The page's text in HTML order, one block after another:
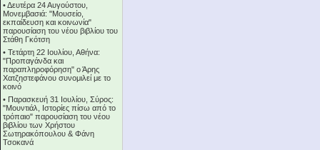
•Δευτέρα 24 Αυγούστου,
Μονεμβασιά: "Μουσείο,
εκπαίδευση και κοινωνία"
παρουσίαση του νέου βιβλίου του
Στάθη Γκότση
• Τετάρτη 22 Ιουλίου, Αθήνα:
"Προπαγάνδα και
παραπληροφόρηση" ο Άρης
Χατζηστεφάνου συνομιλεί με το
κοινό
• Παρασκευή 31 Ιουλίου, Σύρος:
"Μουντιάλ, Ιστορίες πίσω από το
τρόπαιο" παρουσίαση του νέου
βιβλίου των Χρήστου
Σωτηρακόπουλου & Φάνη
Τσοκανά